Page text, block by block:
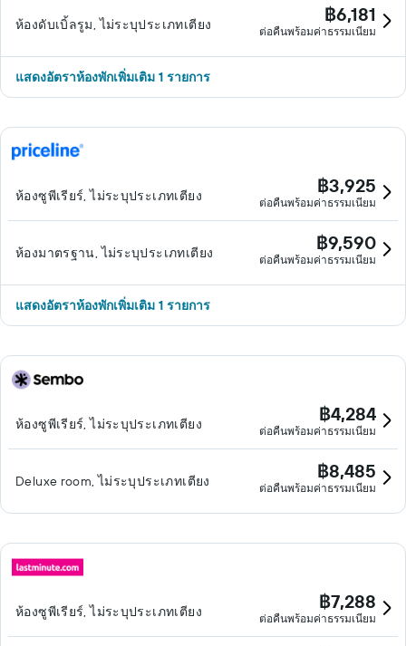
ห้องดับเบิ้ลรูม, ไม่ระบุประเภทเตียง ฿6,181
ต่อคืนพร้อมค่าธรรมเนียม
แสดงอัตราห้องพักเพิ่มเติม 1 รายการ
ห้องซูพีเรียร์, ไม่ระบุประเภทเตียง ฿3,925
ต่อคืนพร้อมค่าธรรมเนียม
ห้องมาตรฐาน, ไม่ระบุประเภทเตียง ฿9,590
ต่อคืนพร้อมค่าธรรมเนียม
แสดงอัตราห้องพักเพิ่มเติม 1 รายการ
ห้องซูพีเรียร์, ไม่ระบุประเภทเตียง ฿4,284
ต่อคืนพร้อมค่าธรรมเนียม
Deluxe room, ไม่ระบุประเภทเตียง ฿8,485
ต่อคืนพร้อมค่าธรรมเนียม
ห้องซูพีเรียร์, ไม่ระบุประเภทเตียง ฿7,288
ต่อคืนพร้อมค่าธรรมเนียม